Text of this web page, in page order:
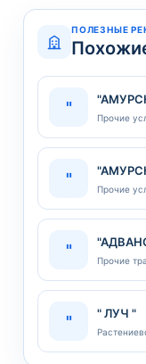
ПОЛЕЗНЫЕ
"
Прочие
"
Прочие
"
Прочие
" " ЛУЧ "